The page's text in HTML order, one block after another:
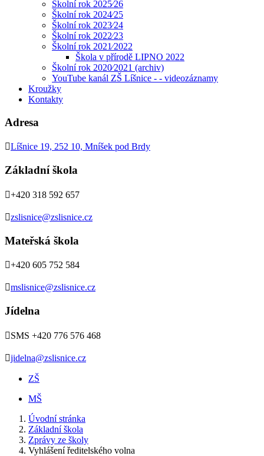
Školní rok 2025⁄26
Školní rok 2024⁄25
Školní rok 2023⁄24
Školní rok 2022⁄23
Školní rok 2021⁄2022
Škola v přírodě LIPNO 2022
Školní rok 2020⁄2021 (archiv)
YouTube kanál ZŠ Líšnice - - videozáznamy
Kroužky
Kontakty
Adresa
Líšnice 19, 252 10, Mníšek pod Brdy
Základní škola
+420 318 592 657
zslisnice@zslisnice.cz
Mateřská škola
+420 605 752 584
mslisnice@zslisnice.cz
Jídelna
SMS +420 776 576 468
jidelna@zslisnice.cz
ZŠ
MŠ
Úvodní stránka
Základní škola
Zprávy ze školy
Vyhlášení ředitelského volna